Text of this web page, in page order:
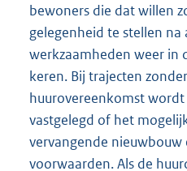
bewoners die dat willen
gelegenheid te stellen
werkzaamheden weer in
keren. Bij trajecten
huurovereenkomst
vastgelegd of het
vervangende nieuwbouw
voorwaarden. Als de